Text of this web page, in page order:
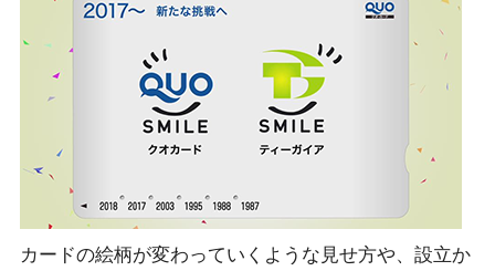
カードの絵柄が変わっていくような見せ方や、設立か